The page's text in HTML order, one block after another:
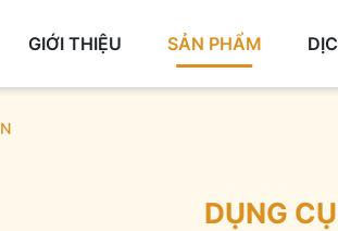
GIỚI THIỆU SẢN PHẨM
DỤNG